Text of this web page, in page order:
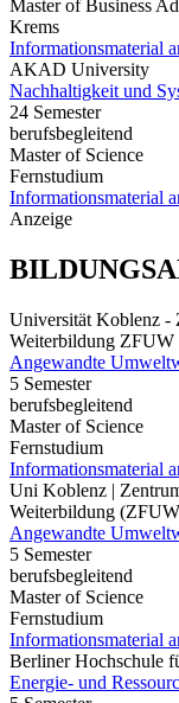
Master of Business
Krems
Informationsmaterial
AKAD University
Nachhaltigkeit und
24 Semester
berufsbegleitend
Master of Science
Fernstudium
Informationsmaterial
Anzeige
Universität Koblenz -
Weiterbildung ZFUW
Angewandte
5 Semester
berufsbegleitend
Master of Science
Fernstudium
Informationsmaterial
Uni Koblenz |
Weiterbildung
Angewandte
5 Semester
berufsbegleitend
Master of Science
Fernstudium
Informationsmaterial
Berliner Hochschule
Energie- und